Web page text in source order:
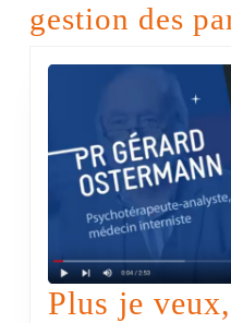
gestion des
Plus je